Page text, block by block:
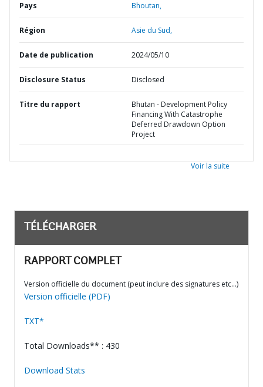
Pays Bhoutan,
Région Asie du Sud,
Date de publication 2024/05/10
Disclosure Status Disclosed
Titre du rapport
Bhutan - Development Policy
Financing With Catastrophe
Deferred Drawdown Option
Project
Voir la suite
TÉLÉCHARGER
RAPPORT COMPLET
Version officielle du document (peut inclure des signatures etc…)
Version officielle (PDF)
TXT*
Total Downloads** : 430
Download Stats